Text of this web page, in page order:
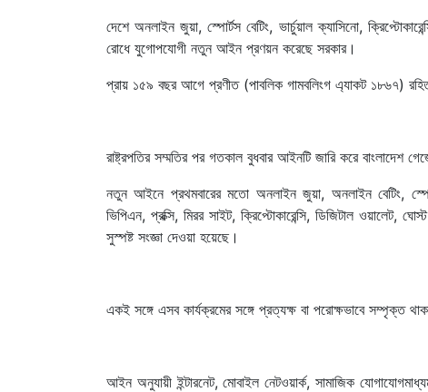
দেশে অনলাইন জুয়া, স্পোর্টস বেটিং, ভার্চুয়াল ক্যাসিনো,
রোধে যুগোপযোগী নতুন আইন প্রণয়ন করেছে সরকার।
প্রায় ১৫৯ বছর আগে প্রণীত (পাবলিক গামবলিংগ এ্যাকট ১৮৬৭)
রাষ্ট্রপতির সম্মতির পর গতকাল বুধবার আইনটি জারি করে বাংলাদেশ
নতুন আইনে প্রথমবারের মতো অনলাইন জুয়া, অনলাইন বেটিং, স্পোর্টস
ভিপিএন, প্রক্সি, মিরর সাইট, ক্রিপ্টোকারেন্সি, ডিজিটাল ওয়ালেট,
সুস্পষ্ট সংজ্ঞা দেওয়া হয়েছে।
একই সঙ্গে এসব কার্যক্রমের সঙ্গে প্রত্যক্ষ বা পরোক্ষভাবে সম্পৃক্ত
আইন অনুযায়ী ইন্টারনেট, মোবাইল নেটওয়ার্ক, সামাজিক